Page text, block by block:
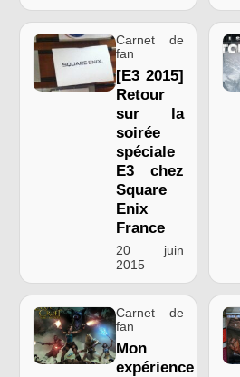
Carnet de
fan
[E3 2015]
Retour
sur la
soirée
spéciale
E3 chez
Square
Enix
France
20 juin
2015
Carnet de
fan
Mon
expérience